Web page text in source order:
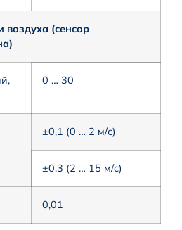
воздуха (сенсор
0 … 30
±0,1 (0 … 2 м/с)
±0,3 (2 … 15 м/с)
0,01